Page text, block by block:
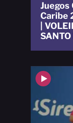
Juegos
Caribe
|